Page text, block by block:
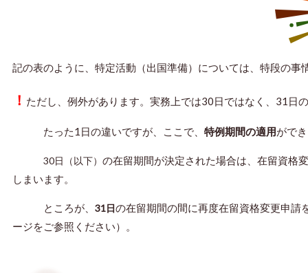
記の表のように、特定活動（出国準備）については、特段の
！ ただし、例外があります。実務上では30日ではなく、31日
たった1日の違いですが、ここで、 特例期間の適用がで
30日（以下） の在留期間が決定された場合は、在留資格
しまいます。
ところが、 31日の在留期間の間に再度在留資格変更申請
ージをご参照ください）。